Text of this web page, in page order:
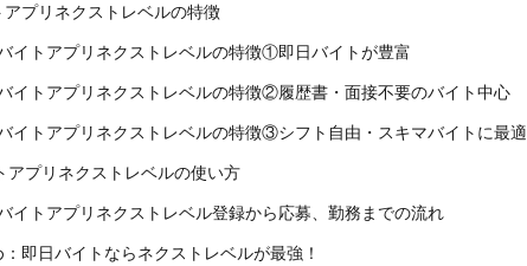
アプリネクストレベルの特徴
イトアプリネクストレベルの特徴①即日バイトが豊富
イトアプリネクストレベルの特徴②履歴書・面接不要のバイト中心
イトアプリネクストレベルの特徴③シフト自由・スキマバイトに最適
アプリネクストレベルの使い方
イトアプリネクストレベル登録から応募、勤務までの流れ
：即日バイトならネクストレベルが最強！